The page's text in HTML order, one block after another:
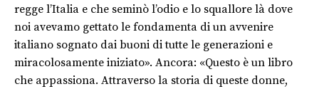
regge l’Italia e che seminò l’odio e lo squallore là dove
noi avevamo gettato le fondamenta di un avvenire
italiano sognato dai buoni di tutte le generazioni e
miracolosamente iniziato». Ancora: «Questo è un libro
che appassiona. Attraverso la storia di queste donne,